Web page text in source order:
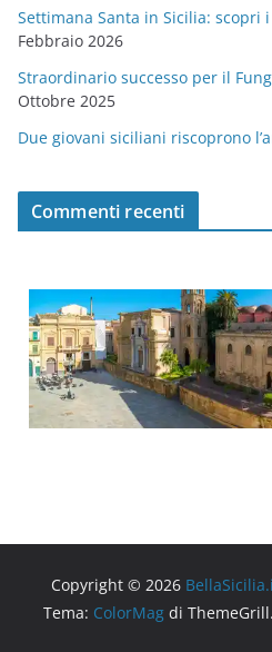
Settimana Santa in Sicilia: scopri
Febbraio 2026
Straordinario successo per il
Ottobre 2025
Due giovani siciliani riscoprono
Commenti recenti
Copyright © 2026
Tema: ColorMag di